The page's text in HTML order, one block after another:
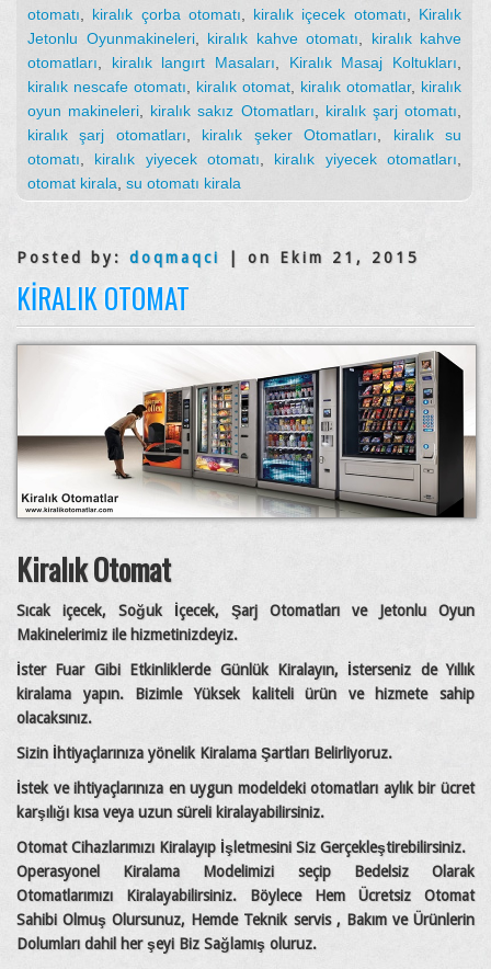
otomatı, kiralık çorba otomatı, kiralık içecek otomatı, Kiralık
Jetonlu Oyunmakineleri, kiralık kahve otomatı, kiralık kahve
otomatları, kiralık langırt Masaları, Kiralık Masaj Koltukları,
kiralık nescafe otomatı, kiralık otomat, kiralık otomatlar, kiralık
oyun makineleri, kiralık sakız Otomatları, kiralık şarj otomatı,
kiralık şarj otomatları, kiralık şeker Otomatları, kiralık su
otomatı, kiralık yiyecek otomatı, kiralık yiyecek otomatları,
otomat kirala, su otomatı kirala
Posted by: doqmaqci | on Ekim 21, 2015
KIRALIK OTOMAT
Kiralık Otomat
Sıcak içecek, Soğuk İçecek, Şarj Otomatları ve Jetonlu Oyun
Makinelerimiz ile hizmetinizdeyiz.
İster Fuar Gibi Etkinliklerde Günlük Kiralayın, İsterseniz de Yıllık
kiralama yapın. Bizimle Yüksek kaliteli ürün ve hizmete sahip
olacaksınız.
Sizin İhtiyaçlarınıza yönelik Kiralama Şartları Belirliyoruz.
İstek ve ihtiyaçlarınıza en uygun modeldeki otomatları aylık bir ücret
karşılığı kısa veya uzun süreli kiralayabilirsiniz.
Otomat Cihazlarımızı Kiralayıp İşletmesini Siz Gerçekleştirebilirsiniz.
Operasyonel Kiralama Modelimizi seçip Bedelsiz Olarak
Otomatlarımızı Kiralayabilirsiniz. Böylece Hem Ücretsiz Otomat
Sahibi Olmuş Olursunuz, Hemde Teknik servis , Bakım ve Ürünlerin
Dolumları dahil her şeyi Biz Sağlamış oluruz.